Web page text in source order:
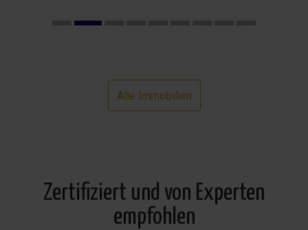
Alle Immobilien
Zertifiziert und von Experten
empfohlen